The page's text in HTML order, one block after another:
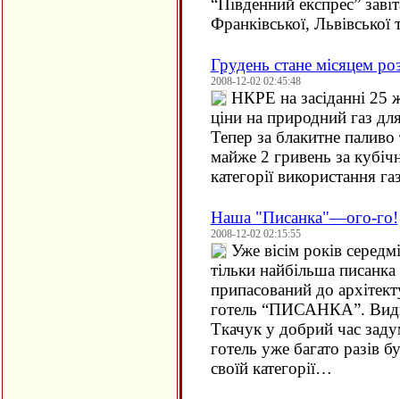
“Південний експрес”
Франківської,
Грудень стане місяцем
2008-12-02 02:45:48
НКРЕ на засіданні 25
ціни на природний газ
Тепер за блакитне
майже 2 гривень за
категорії використання
Наша "Писанка"—ого-го!
2008-12-02 02:15:55
Уже вісім років
тільки найбільша
припасований до
готель “ПИСАНКА”.
Ткачук у добрий час
готель уже багато разів
своїй категорії…